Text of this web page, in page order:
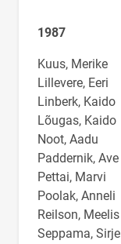
1987
Kuus, Merike
Lillevere, Eeri
Linberk, Kaido
Lõugas, Kaido
Noot, Aadu
Paddernik, Ave
Pettai, Marvi
Poolak, Anneli
Reilson, Meelis
Seppama, Sirje